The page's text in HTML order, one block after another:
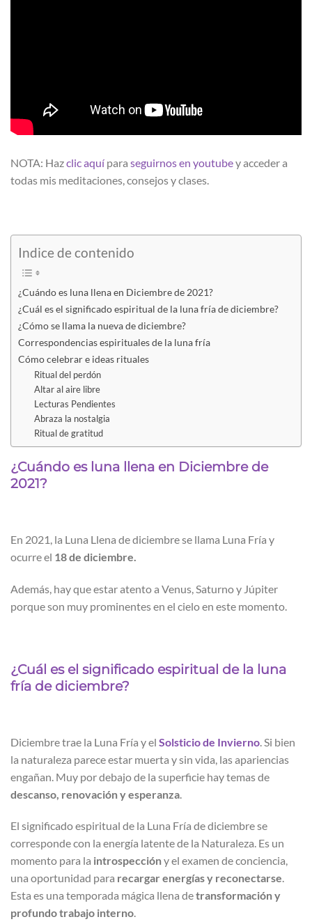
NOTA: Hazclic aquí para seguirnos en youtubey acceder a
todas mis meditaciones, consejos y clases.
Indice de contenido
¿Cuándo es luna llena en Diciembre de 2021?
¿Cuál es el significado espiritual de la luna fría de diciembre?
¿Cómo se llama la nueva de diciembre?
Correspondencias espirituales de la luna fría
Cómo celebrar e ideas rituales
Ritual del perdón
Altar al aire libre
Lecturas Pendientes
Abraza la nostalgia
Ritual de gratitud
¿Cuándo es luna llena en Diciembre de
2021?
En 2021, la Luna Llena de diciembre se llama Luna Fría y
ocurre el 18 de diciembre.
Además, hay que estar atento a Venus, Saturno y Júpiter
porque son muy prominentes en el cielo en este momento.
¿Cuál es el significado espiritual de la luna
fría de diciembre?
Diciembre trae la Luna Fría y el Solsticio de Invierno . Si bien
la naturaleza parece estar muerta y sin vida, las apariencias
engañan. Muy por debajo de la superficie hay temas de
descanso, renovación y esperanza
El significado espiritual de la Luna Fría de diciembre se
corresponde con la energía latente de la Naturaleza. Es un
momento para la introspeccióny el examen de conciencia,
una oportunidad para recargar energías y reconectarse.
Esta es una temporada mágica llena detransformación y
profundo trabajo interno.